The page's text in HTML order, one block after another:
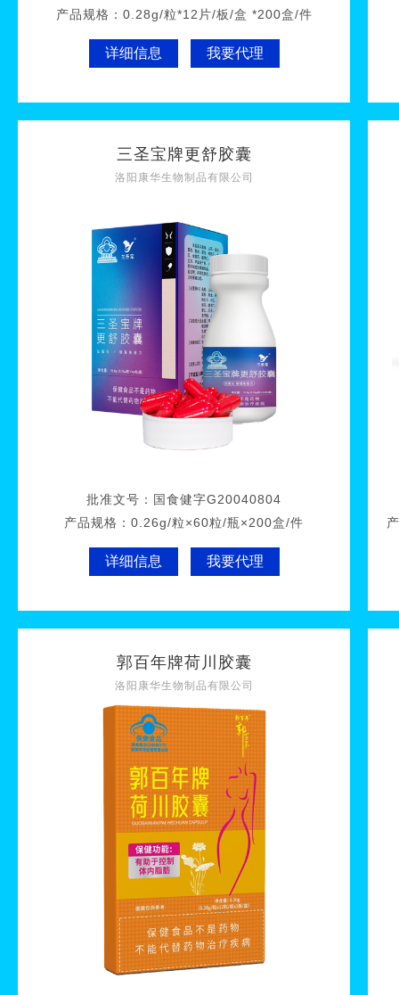
产品规格： 0.28g/粒*12片/板/盒 *200盒/件
详细信息 我要代理
三圣宝牌更舒胶囊
洛阳康华生物制品有限公司
批准文号： 国食健字G20040804
产品规格： 0.26g/粒×60粒/瓶×200盒/件
详细信息 我要代理
郭百年牌荷川胶囊
洛阳康华生物制品有限公司